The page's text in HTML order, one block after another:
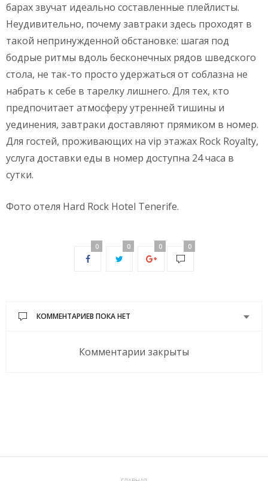
барах звучат идеально составленные плейлисты.
Неудивительно, почему завтраки здесь проходят в
такой непринужденной обстановке: шагая под
бодрые ритмы вдоль бесконечных рядов шведского
стола, не так-то просто удержаться от соблазна не
набрать к себе в тарелку лишнего. Для тех, кто
предпочитает атмосферу утренней тишины и
уединения, завтраки доставляют прямиком в номер.
Для гостей, проживающих на vip этажах Rock Royalty,
услуга доставки еды в номер доступна 24 часа в
сутки.
Фото отеля Hard Rock Hotel Tenerife.
0 0 0 0
КОММЕНТАРИЕВ ПОКА НЕТ
Комментарии закрыты